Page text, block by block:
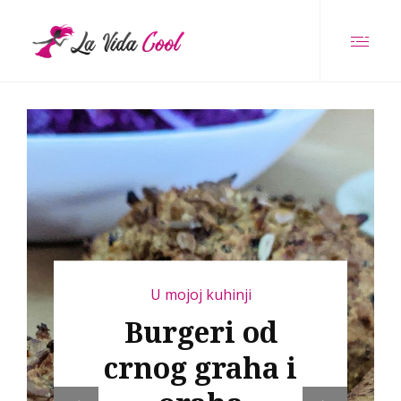
U mojoj kuhinji
Mekinjasti kolač
U mojoj kuhinji
Burgeri od
crnog graha i
Preporučujem
Harissa falafel –
klasik
orijentalne
U mojoj kuhinji
Šnicle od crvene